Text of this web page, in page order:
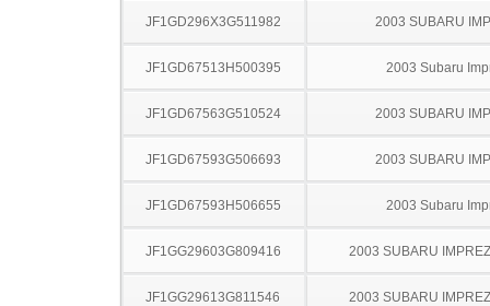
JF1GD296X3G511982 2003 SUBARU
JF1GD67513H500395 2003 Subaru
JF1GD67563G510524 2003 SUBARU
JF1GD67593G506693 2003 SUBARU
JF1GD67593H506655 2003 Subaru
JF1GG29603G809416 2003 SUBARU
JF1GG29613G811546 2003 SUBARU